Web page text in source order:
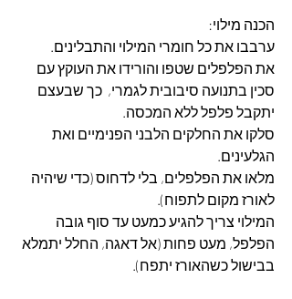
הכנה מילוי:
ערבבו את כל חומרי המילוי והתבלינים.
את הפלפלים שטפו והורידו את העוקץ עם
סכין בתנועה סיבובית לגמרי,  כך שבעצם
יתקבל פלפל ללא המכסה.
סלקו את החלקים הלבני הפנימיים ואת
הגלעינים.
מלאו את הפלפלים, בלי לדחוס (כדי שיהיה
לאורז מקום לתפוח).
המילוי צריך להגיע כמעט עד סוף גובה
הפלפל, מעט פחות (אל דאגה, החלל יתמלא
בבישול כשהאורז יתפח).